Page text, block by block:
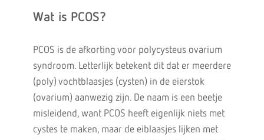
Wat is PCOS?
PCOS is de afkorting voor polycysteus ovarium
syndroom. Letterlijk betekent dit dat er meerdere
(poly) vochtblaasjes (cysten) in de eierstok
(ovarium) aanwezig zijn. De naam is een beetje
misleidend, want PCOS heeft eigenlijk niets met
cystes te maken, maar de eiblaasjes lijken met